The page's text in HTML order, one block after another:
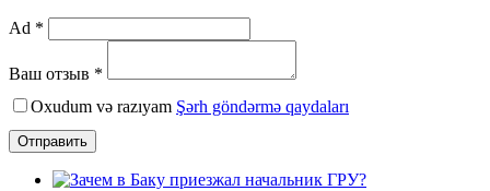
Ad *
Ваш отзыв *
Oxudum və razıyam Şərh göndərmə qaydaları
Отправить